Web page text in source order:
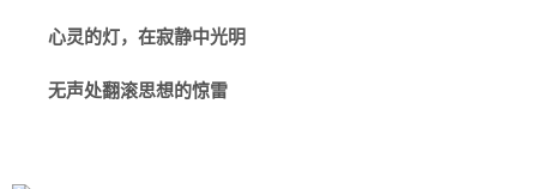
心灵的灯，在寂静中光明
无声处翻滚思想的惊雷